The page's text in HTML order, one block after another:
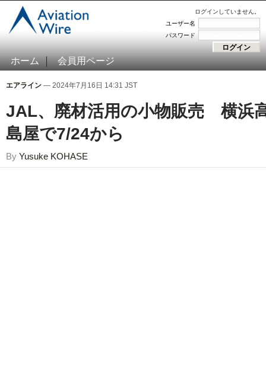
ログインしていません。
ユーザー名
パスワード
ホーム 会員用ページ
エアライン — 2024年7月16日 14:31 JST
JAL、廃材活用の小物販売 横浜
島屋で7/24から
By Yusuke KOHASE